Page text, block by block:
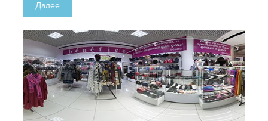
Далее